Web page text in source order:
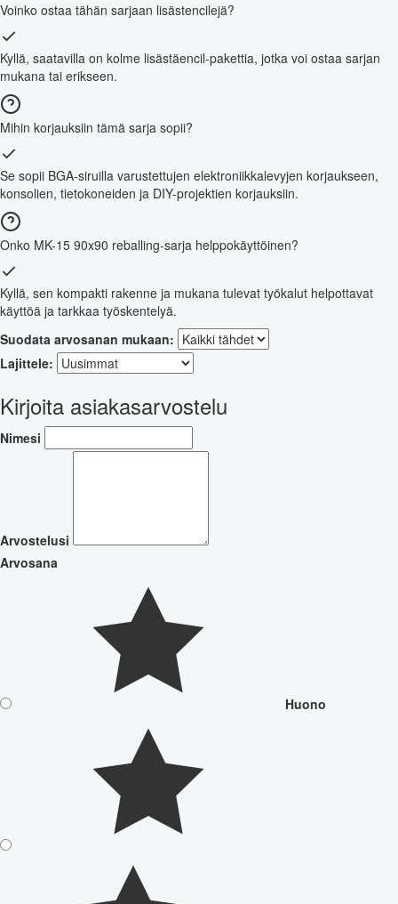
Voinko ostaa tähän sarjaan lisästencilejä?
Kyllä, saatavilla on kolme lisästäencil-pakettia, jotka voi ostaa sarjan
mukana tai erikseen.
Mihin korjauksiin tämä sarja sopii?
Se sopii BGA-siruilla varustettujen elektroniikkalevyjen korjaukseen,
konsolien, tietokoneiden ja DIY-projektien korjauksiin.
Onko MK-15 90x90 reballing-sarja helppokäyttöinen?
Kyllä, sen kompakti rakenne ja mukana tulevat työkalut helpottavat
käyttöä ja tarkkaa työskentelyä.
Suodata arvosanan mukaan:
Lajittele:
Kirjoita asiakasarvostelu
Nimesi
Arvostelusi
Arvosana
Huono